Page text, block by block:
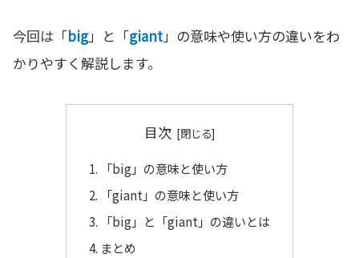
今回は「big」と「giant」の意味や使い方の違いをわ
かりやすく解説します。
目次
「big」の意味と使い方
「giant」の意味と使い方
「big」と「giant」の違いとは
まとめ